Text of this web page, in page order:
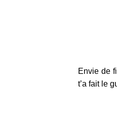
Envie de
t’a fait le